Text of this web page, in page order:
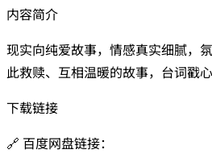
内容简介
现实向纯爱故事，情感真实细腻，
此救赎、互相温暖的故事，台词戳
下载链接
🔗 百度网盘链接：